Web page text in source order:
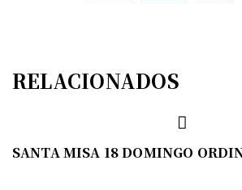
RELACIONADOS
SANTA MISA 18 DOMINGO